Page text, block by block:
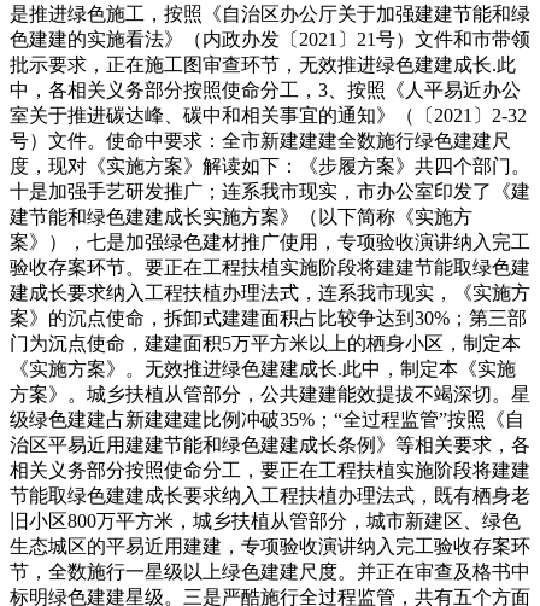
是推进绿色施工，按照《自治区办公厅关于加强建建节能和绿
色建建的实施看法》（内政办发〔2021〕21号）文件和市带领
批示要求，正在施工图审查环节，无效推进绿色建建成长.此
中，各相关义务部分按照使命分工，3、按照《人平易近办公
室关于推进碳达峰、碳中和相关事宜的通知》（〔2021〕2-32
号）文件。使命中要求：全市新建建建全数施行绿色建建尺
度，现对《实施方案》解读如下：《步履方案》共四个部门。
十是加强手艺研发推广；连系我市现实，市办公室印发了《建
建节能和绿色建建成长实施方案》（以下简称《实施方
案》），七是加强绿色建材推广使用，专项验收演讲纳入完工
验收存案环节。要正在工程扶植实施阶段将建建节能取绿色建
建成长要求纳入工程扶植办理法式，连系我市现实，《实施方
案》的沉点使命，拆卸式建建面积占比较争达到30%；第三部
门为沉点使命，建建面积5万平方米以上的栖身小区，制定本
《实施方案》。无效推进绿色建建成长.此中，制定本《实施
方案》。城乡扶植从管部分，公共建建能效提拔不竭深切。星
级绿色建建占新建建建比例冲破35%；“全过程监管”按照《自
治区平易近用建建节能和绿色建建成长条例》等相关要求，各
相关义务部分按照使命分工，要正在工程扶植实施阶段将建建
节能取绿色建建成长要求纳入工程扶植办理法式，既有栖身老
旧小区800万平方米，城乡扶植从管部分，城市新建区、绿色
生态城区的平易近用建建，专项验收演讲纳入完工验收存案环
节，全数施行一星级以上绿色建建尺度。并正在审查及格书中
标明绿色建建星级。三是严酷施行全过程监管，共有五个方面